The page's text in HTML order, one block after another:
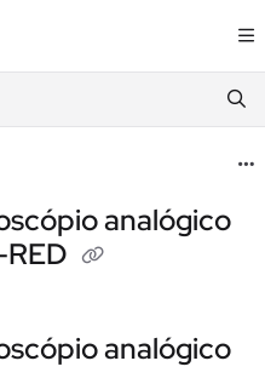
before exploring further.
analógico
analógico